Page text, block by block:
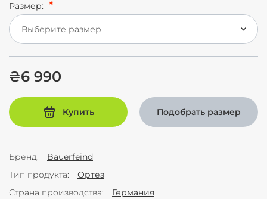
Размер:
Выберите размер
₴6 990
Купить Подобрать размер
Бренд
Bauerfeind
Тип продукта
Ортез
Страна производства
Германия